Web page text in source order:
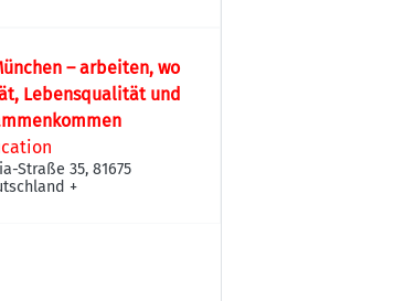
– arbeiten, wo
Lebensqualität und
Straße 35, 81675
+